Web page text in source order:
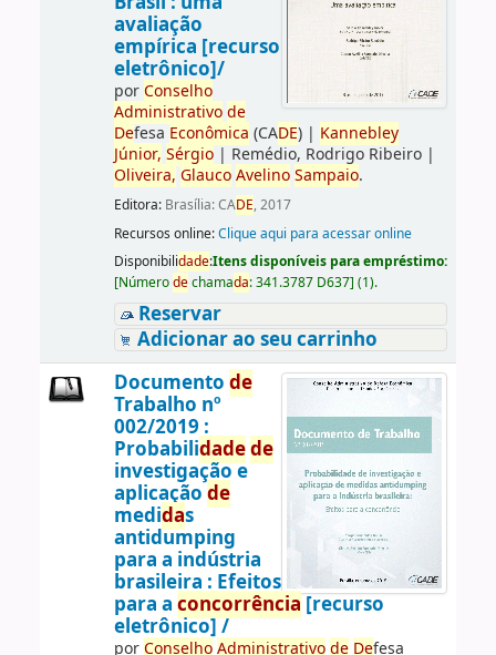
avaliação
empírica [recurso
eletrônico]/
porConselho
Administrativo de
Defesa Econômica (CADE)| Kannebley
Júnior, Sérgio| Remédio, Rodrigo Ribeiro|
Oliveira, Glauco Avelino Sampaio.
Editora: Brasília: CADE, 2017
Recursos online:Clique aqui para acessar online
Disponibilidade:Itens disponíveis para empréstimo:
[Númerodechamada:341.3787 D637] (1).
Reservar
Adicionar ao seu carrinho
Documento de
Trabalho nº
002/2019 :
Probabilidadede
investigação e
aplicação de
medidas
antidumping
para a indústria
brasileira : Efeitos
para a concorrência [recurso
eletrônico] /
porConselho Administrativo de Defesa